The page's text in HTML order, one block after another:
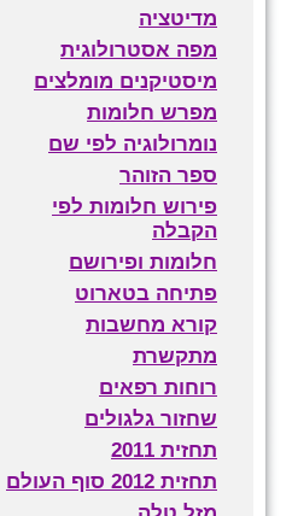
מדיטציה
מפה אסטרולוגית
מיסטיקנים מומלצים
מפרש חלומות
נומרולוגיה לפי שם
ספר הזוהר
פירוש חלומות לפי
הקבלה
חלומות ופירושם
פתיחה בטארוט
קורא מחשבות
מתקשרת
רוחות רפאים
שחזור גלגולים
תחזית 2011
תחזית 2012 סוף העולם